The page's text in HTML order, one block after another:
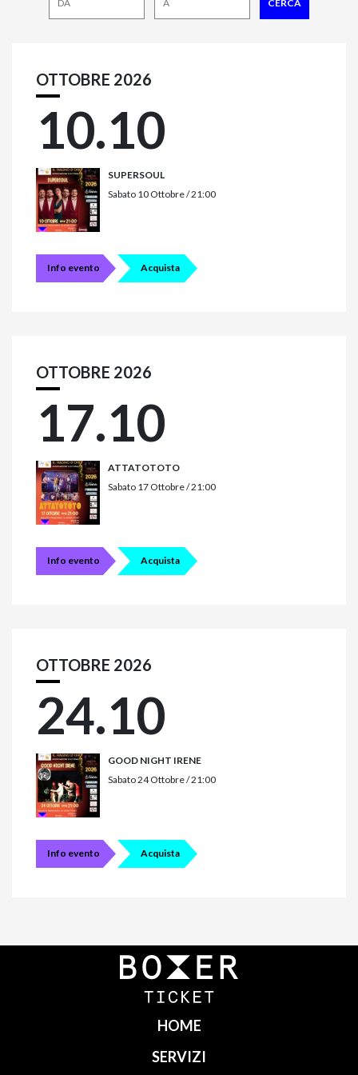
OTTOBRE 2026
10.10
SUPERSOUL
Sabato 10 Ottobre / 21:00
Info evento Acquista
OTTOBRE 2026
17.10
ATTATOTOTO
Sabato 17 Ottobre / 21:00
Info evento Acquista
OTTOBRE 2026
24.10
GOOD NIGHT IRENE
Sabato 24 Ottobre / 21:00
Info evento Acquista
HOME
SERVIZI